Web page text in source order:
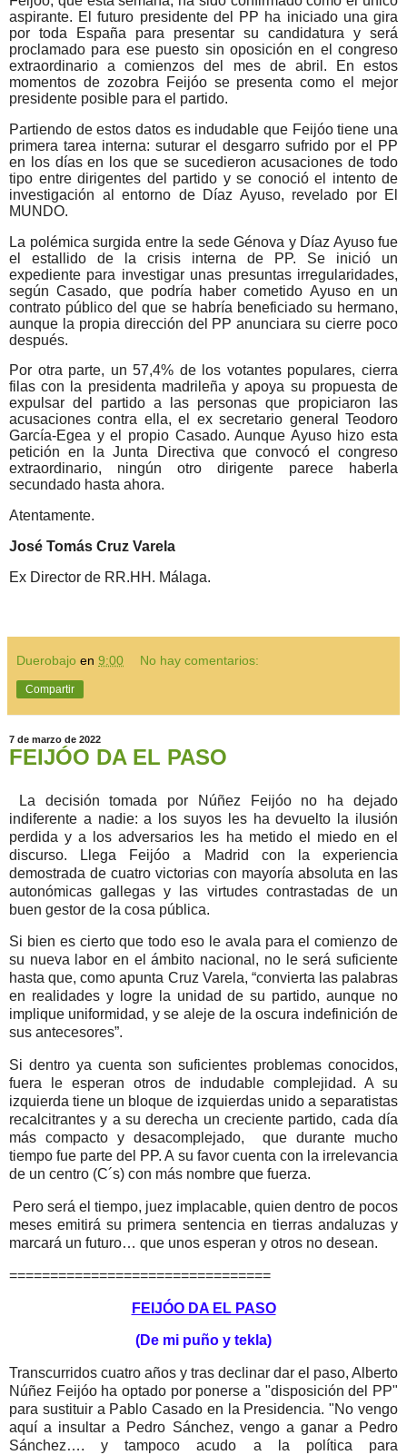
aspirante. El futuro presidente del PP ha iniciado una gira
por toda España para presentar su candidatura y será
proclamado para ese puesto sin oposición en el congreso
extraordinario a comienzos del mes de abril. En estos
momentos de zozobra Feijóo se presenta como el mejor
presidente posible para el partido.
Partiendo de estos datos es indudable que Feijóo tiene una
primera tarea interna: suturar el desgarro sufrido por el PP
en los días en los que se sucedieron acusaciones de todo
tipo entre dirigentes del partido y se conoció el intento de
investigación al entorno de Díaz Ayuso, revelado por El
MUNDO.
La polémica surgida entre la sede Génova y Díaz Ayuso fue
el estallido de la crisis interna de PP. Se inició un
expediente para investigar unas presuntas irregularidades,
según Casado, que podría haber cometido Ayuso en un
contrato público del que se habría beneficiado su hermano,
aunque la propia dirección del PP anunciara su cierre poco
después.
Por otra parte, un 57,4% de los votantes populares, cierra
filas con la presidenta madrileña y apoya su propuesta de
expulsar del partido a las personas que propiciaron las
acusaciones contra ella, el ex secretario general Teodoro
García-Egea y el propio Casado. Aunque Ayuso hizo esta
petición en la Junta Directiva que convocó el congreso
extraordinario, ningún otro dirigente parece haberla
secundado hasta ahora.
Atentamente.
José Tomás Cruz Varela
Ex Director de RR.HH. Málaga.
Duerobajo en 9:00 No hay comentarios:
Compartir
7 de marzo de 2022
FEIJÓO DA EL PASO
La decisión tomada por Núñez Feijóo no ha dejado
indiferente a nadie: a los suyos les ha devuelto la ilusión
perdida y a los adversarios les ha metido el miedo en el
discurso. Llega Feijóo a Madrid con la experiencia
demostrada de cuatro victorias con mayoría absoluta en las
autonómicas gallegas y las virtudes contrastadas de un
buen gestor de la cosa pública.
Si bien es cierto que todo eso le avala para el comienzo de
su nueva labor en el ámbito nacional, no le será suficiente
hasta que, como apunta Cruz Varela, “convierta las palabras
en realidades y logre la unidad de su partido, aunque no
implique uniformidad, y se aleje de la oscura indefinición de
sus antecesores”.
Si dentro ya cuenta son suficientes problemas conocidos,
fuera le esperan otros de indudable complejidad. A su
izquierda tiene un bloque de izquierdas unido a separatistas
recalcitrantes y a su derecha un creciente partido, cada día
más compacto y desacomplejado, que durante mucho
tiempo fue parte del PP. A su favor cuenta con la irrelevancia
de un centro (C´s) con más nombre que fuerza.
Pero será el tiempo, juez implacable, quien dentro de pocos
meses emitirá su primera sentencia en tierras andaluzas y
marcará un futuro… que unos esperan y otros no desean.
================================
FEIJÓO DA EL PASO
(De mi puño y tekla)
Transcurridos cuatro años y tras declinar dar el paso, Alberto
Núñez Feijóo ha optado por ponerse a "disposición del PP"
para sustituir a Pablo Casado en la Presidencia. "No vengo
aquí a insultar a Pedro Sánchez, vengo a ganar a Pedro
Sánchez…. y tampoco acudo a la política para